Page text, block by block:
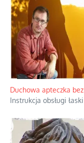
Niezwykły scenariusz
Reżyser Jerzy
dokumentów,
nieznane fakty